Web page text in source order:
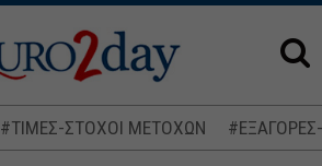
#ΤΙΜΕΣ-ΣΤΟΧΟΙ ΜΕΤΟΧΩΝ